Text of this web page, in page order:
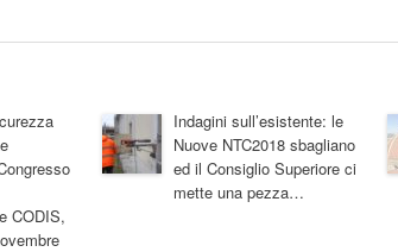
CODIS,
Indagini sull’esistente: le
Nuove NTC2018 sbagliano
ed il Consiglio Superiore ci
mette una pezza…